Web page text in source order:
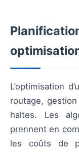
L’optimisation
routage,
haltes. Les
prennent en
les coûts de